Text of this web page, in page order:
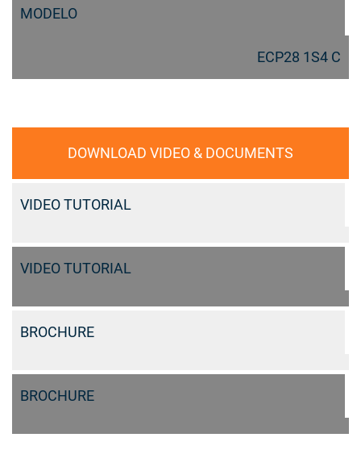
MODELO
ECP28 1S4 C
DOWNLOAD VIDEO & DOCUMENTS
VIDEO TUTORIAL
VIDEO TUTORIAL
BROCHURE
BROCHURE